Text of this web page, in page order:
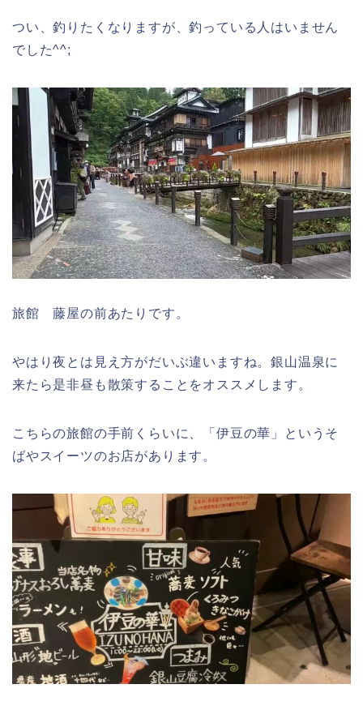
つい、釣りたくなりますが、釣っている人はいません
でした^^;
旅館 藤屋の前あたりです。
やはり夜とは見え方がだいぶ違いますね。銀山温泉に
来たら是非昼も散策することをオススメします。
こちらの旅館の手前くらいに、「伊豆の華」というそ
ばやスイーツのお店があります。